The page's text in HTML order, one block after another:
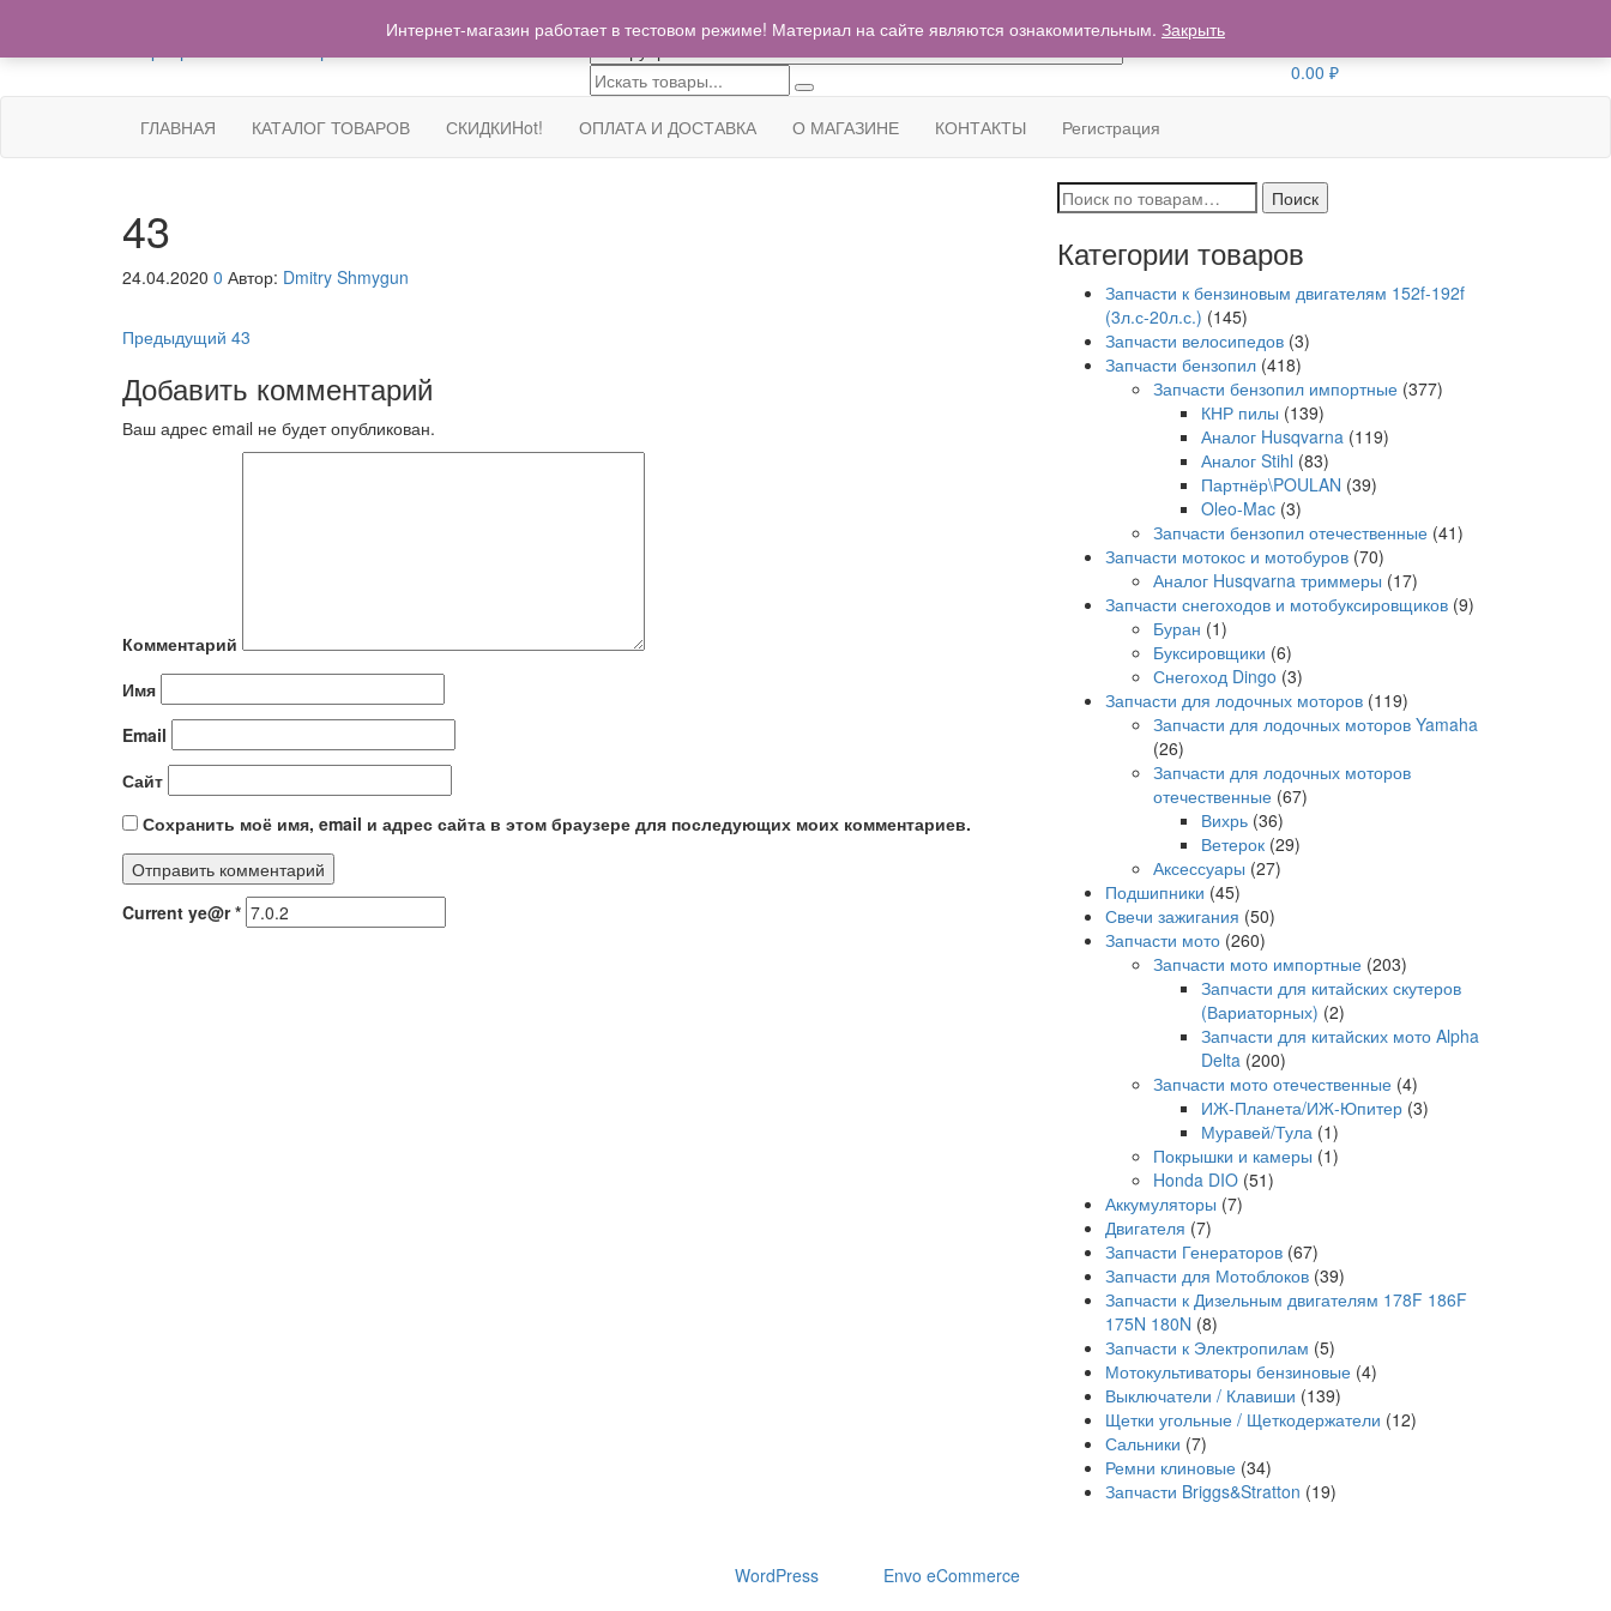
мото,бензопил,велосипедов,снегоходов,бензопил и т.д.
Хабаровск
0.00 ₽
ГЛАВНАЯ КАТАЛОГ ТОВАРОВ СКИДКИHot! ОПЛАТА И ДОСТАВКА О МАГАЗИНЕ КОНТАКТЫ Регистрация
43
24.04.2020 0 Автор: Dmitry Shmygun
Навигация
по
записям
Предыдущая
Предыдущий 43
Добавить комментарий
Ваш адрес email не будет опубликован.
Комментарий
Имя
Email
Сайт
Сохранить моё имя, email и адрес сайта в этом браузере для последующих моих комментариев.
Current ye@r*
Искать: Поиск
Категории товаров
Запчасти к бензиновым двигателям 152f-192f
(3л.с-20л.с.) (145)
Запчасти велосипедов (3)
Запчасти бензопил (418)
Запчасти бензопил импортные (377)
КНР пилы (139)
Аналог Husqvarna (119)
Аналог Stihl (83)
Партнёр\POULAN (39)
Oleo-Mac (3)
Запчасти бензопил отечественные (41)
Запчасти мотокос и мотобуров (70)
Аналог Husqvarna триммеры (17)
Запчасти снегоходов и мотобуксировщиков (9)
Буран (1)
Буксировщики (6)
Снегоход Dingo (3)
Запчасти для лодочных моторов (119)
Запчасти для лодочных моторов Yamaha
(26)
Запчасти для лодочных моторов
отечественные (67)
Вихрь (36)
Ветерок (29)
Аксессуары (27)
Подшипники (45)
Свечи зажигания (50)
Запчасти мото (260)
Запчасти мото импортные (203)
Запчасти для китайских скутеров
(Вариаторных) (2)
Запчасти для китайских мото Alpha
Delta (200)
Запчасти мото отечественные (4)
ИЖ-Планета/ИЖ-Юпитер (3)
Муравей/Тула (1)
Покрышки и камеры (1)
Honda DIO (51)
Аккумуляторы (7)
Двигателя (7)
Запчасти Генераторов (67)
Запчасти для Мотоблоков (39)
Запчасти к Дизельным двигателям 178F 186F
175N 180N (8)
Запчасти к Электропилам (5)
Мотокультиваторы бензиновые (4)
Выключатели / Клавиши (139)
Щетки угольные / Щеткодержатели (12)
Сальники (7)
Ремни клиновые (34)
Запчасти Briggs&Stratton (19)
WordPress Envo eCommerce
Интернет-магазин работает в тестовом режиме! Материал на сайте являются ознакомительным. Закрыть